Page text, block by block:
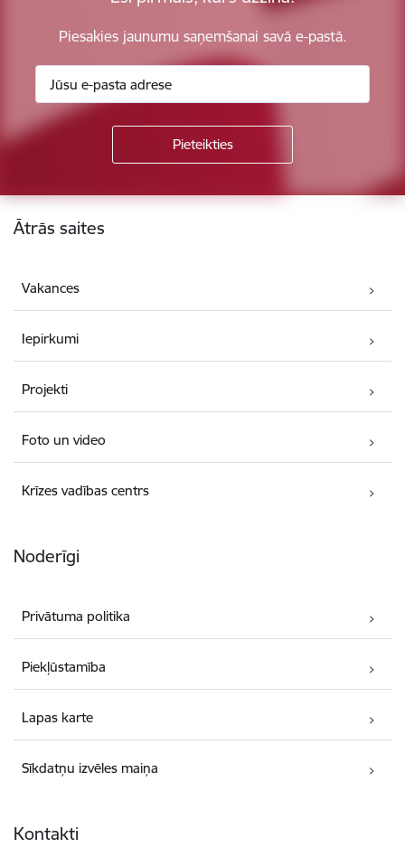
Piesakies jaunumu saņemšanai savā e-pastā.
Kājene
Ātrās saites
Vakances
Iepirkumi
Projekti
Foto un video
Krīzes vadības centrs
Noderīgi
Privātuma politika
Piekļūstamība
Lapas karte
Sīkdatņu izvēles maiņa
Kontakti